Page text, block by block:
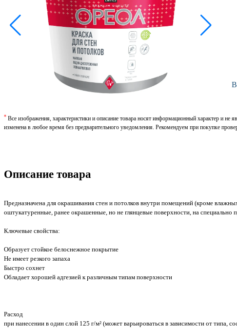
* Все изображения, характеристики и описание товара носят информационный характер и
изменена в любое время без предварительного уведомления. Рекомендуем при покупке
Описание товара
Предназначена для окрашивания стен и потолков внутри помещений (кроме
оштукатуренные, ранее окрашенные, но не глянцевые поверхности, на
Ключевые свойства:
Образует стойкое белоснежное покрытие
Не имеет резкого запаха
Быстро сохнет
Обладает хорошей адгезией к различным типам поверхности
Расход
при нанесении в один слой 125 г/м² (может варьироваться в зависимости от типа,